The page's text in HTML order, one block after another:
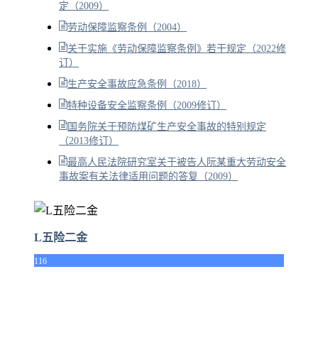
定（2009）
劳动保障监察条例（2004）
关于实施《劳动保障监察条例》若干规定（2022修
订）
生产安全事故应急条例（2018）
特种设备安全监察条例（2009修订）
国务院关于预防煤矿生产安全事故的特别规定
（2013修订）
最高人民法院研究室关于被告人阮某重大劳动安全
事故案有关法律适用问题的答复（2009）
L五险二金
116